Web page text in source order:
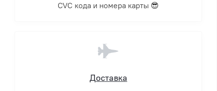
CVC кода и номера карты 😎
Доставка